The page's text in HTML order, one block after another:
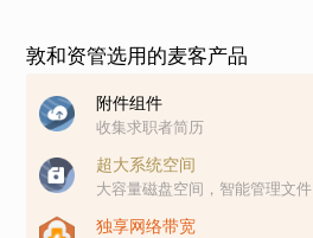
敦和资管选用的麦客产品
附件组件
收集求职者简历
超大系统空间
大容量磁盘空间，智能管理文件
独享网络带宽